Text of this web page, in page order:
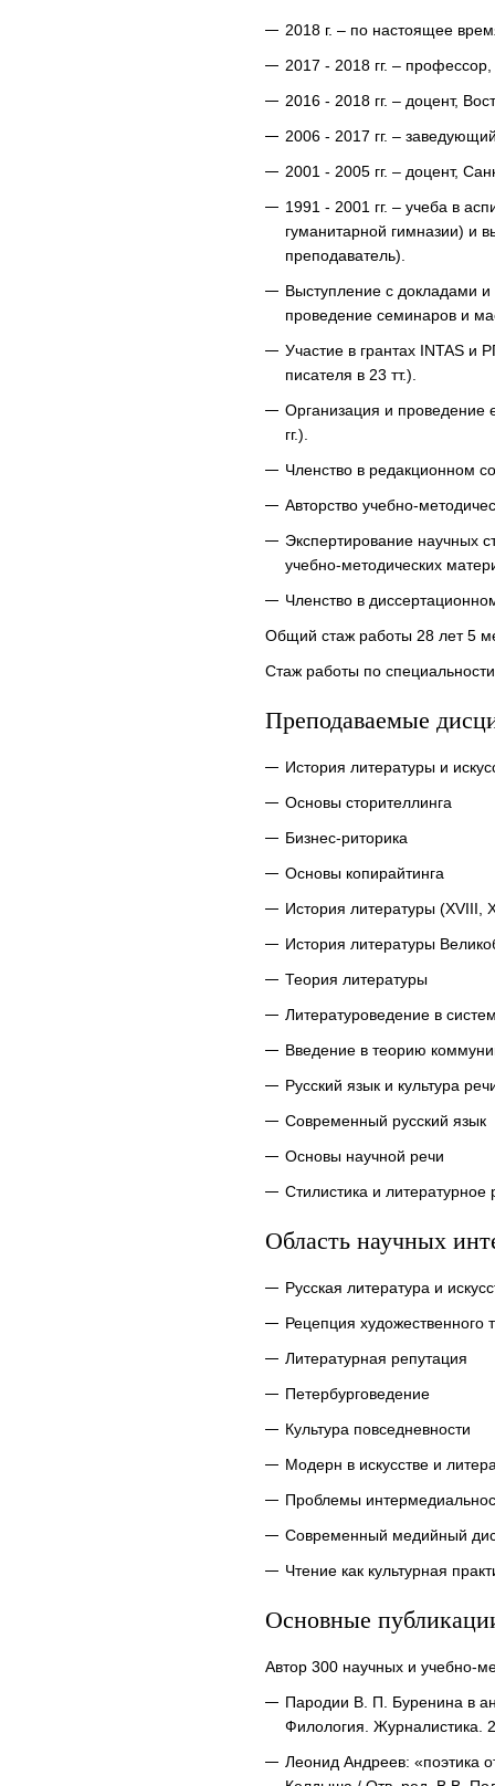
2018 г. – по настоящее
2017 - 2018 гг. –
2016 - 2018 гг. – доцент,
2006 - 2017 гг. –
2001 - 2005 гг. – доцент,
1991 - 2001 гг. – учеба в
гуманитарной гимназии) и
преподаватель).
Выступление с докладами
проведение семинаров и
Участие в грантах INTAS
писателя в 23 тт.).
Организация и проведение
гг.).
Членство в редакционном
Авторство учебно-
Экспертирование научных
учебно-методических
Членство в
Общий стаж работы 28 лет 5
Стаж работы по
Преподаваемые
История литературы и
Основы сторителлинга
Бизнес-риторика
Основы копирайтинга
История литературы (XVIII,
История литературы
Теория литературы
Литературоведение в
Введение в теорию
Русский язык и культура
Современный русский язык
Основы научной речи
Стилистика и литературное
Область научных
Русская литература и
Рецепция художественного
Литературная репутация
Петербурговедение
Культура повседневности
Модерн в искусстве и
Проблемы
Современный медийный
Чтение как культурная
Основные
Автор 300 научных и учебно-
Пародии В. П. Буренина в
Филология.
Леонид Андреев: «поэтика